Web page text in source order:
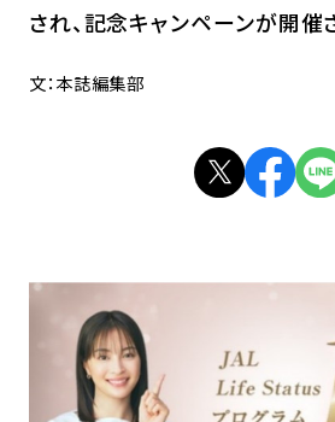
され、記念キャンペーンが開催
文：本誌編集部